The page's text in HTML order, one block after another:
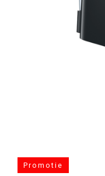
Promotie